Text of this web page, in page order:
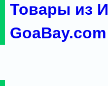
Товары из
GoaBay.com